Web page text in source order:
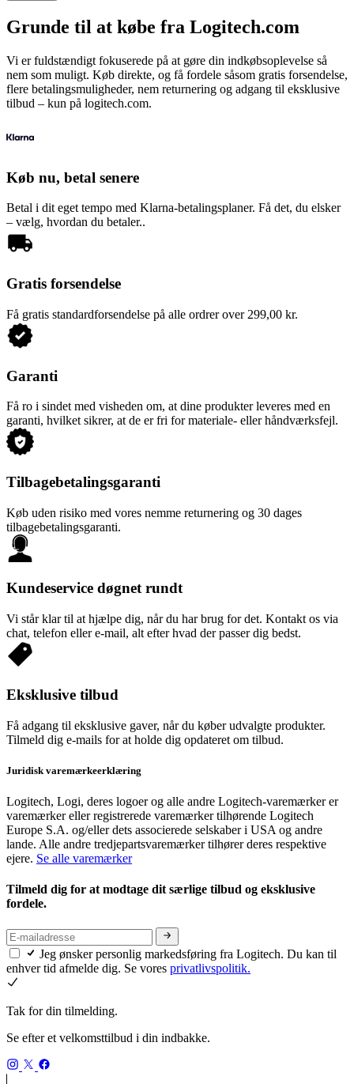
Grunde til at købe fra Logitech.com
Vi er fuldstændigt fokuserede på at gøre din indkøbsoplevelse så
nem som muligt. Køb direkte, og få fordele såsom gratis forsendelse,
flere betalingsmuligheder, nem returnering og adgang til eksklusive
tilbud – kun på logitech.com.
Køb nu, betal senere
Betal i dit eget tempo med Klarna-betalingsplaner. Få det, du elsker
– vælg, hvordan du betaler..
Gratis forsendelse
Få gratis standardforsendelse på alle ordrer over 299,00 kr.
Garanti
Få ro i sindet med visheden om, at dine produkter leveres med en
garanti, hvilket sikrer, at de er fri for materiale- eller håndværksfejl.
Tilbagebetalingsgaranti
Køb uden risiko med vores nemme returnering og 30 dages
tilbagebetalingsgaranti.
Kundeservice døgnet rundt
Vi står klar til at hjælpe dig, når du har brug for det. Kontakt os via
chat, telefon eller e-mail, alt efter hvad der passer dig bedst.
Eksklusive tilbud
Få adgang til eksklusive gaver, når du køber udvalgte produkter.
Tilmeld dig e-mails for at holde dig opdateret om tilbud.
Juridisk varemærkeerklæring
Logitech, Logi, deres logoer og alle andre Logitech-varemærker er
varemærker eller registrerede varemærker tilhørende Logitech
Europe S.A. og/eller dets associerede selskaber i USA og andre
lande. Alle andre tredjepartsvaremærker tilhører deres respektive
ejere. Se alle varemærker
Tilmeld dig for at modtage dit særlige tilbud og eksklusive
fordele.
Jeg ønsker personlig markedsføring fra Logitech. Du kan til
enhver tid afmelde dig. Se vores privatlivspolitik.
Tak for din tilmelding.
Se efter et velkomsttilbud i din indbakke.